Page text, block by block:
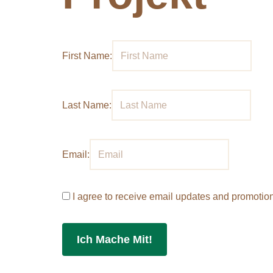
First Name:
Last Name:
Email:
I agree to receive email updates and
Ich Mache Mit!